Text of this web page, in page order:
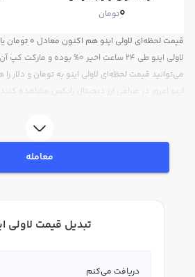
0تومان
لاولی اینو طی 24 ساعت اخیر 0%
می‌توانید قیمت لحظه‌ای لاولی اینو به تومان و دلار را
اینو امروز در صرافی ارز دیجیتال رابکس مشاهده کنید.
معامله
تبدیل قیمت لاولی
دریافت می‌کنم